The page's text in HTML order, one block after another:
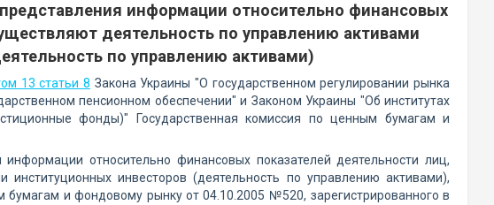
информации относительно финансовых
деятельность по управлению активами
по управлению активами)
13 статьи 8 Закона Украины "О государственном регулировании рынка
пенсионном обеспечении" и Законом Украины "Об институтах
фонды)" Государственная комиссия по ценным бумагам и
относительно финансовых показателей деятельности лиц,
инвесторов (деятельность по управлению активами),
и фондовому рынку от 04.10.2005 №520, зарегистрированного в